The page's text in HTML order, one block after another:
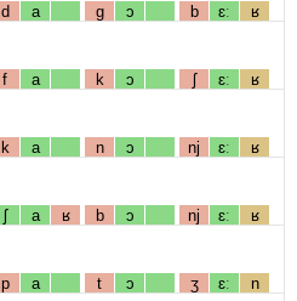
d a g ɔ b ɛː ʁ
f a k ɔ ʃ ɛː ʁ
k a n ɔ nj ɛː ʁ
ʃ a ʁ b ɔ nj ɛː ʁ
p a t ɔ ʒ ɛː n